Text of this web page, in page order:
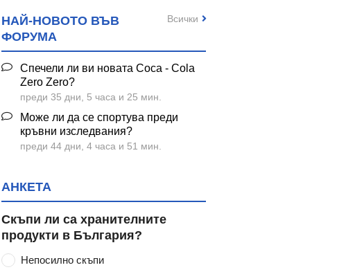
НАЙ-НОВОТО ВЪВ
ФОРУМА
Спечели ли ви новата Coca - Cola
Zero Zero?
преди 35 дни, 5 часа и 25 мин.
Може ли да се спортува преди
кръвни изследвания?
преди 44 дни, 4 часа и 51 мин.
Всички
АНКЕТА
Скъпи ли са хранителните
продукти в България?
Непосилно скъпи